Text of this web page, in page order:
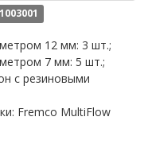
12 мм: 3 шт.;
7 мм: 5 шт.;
с резиновыми
Fremco MultiFlow